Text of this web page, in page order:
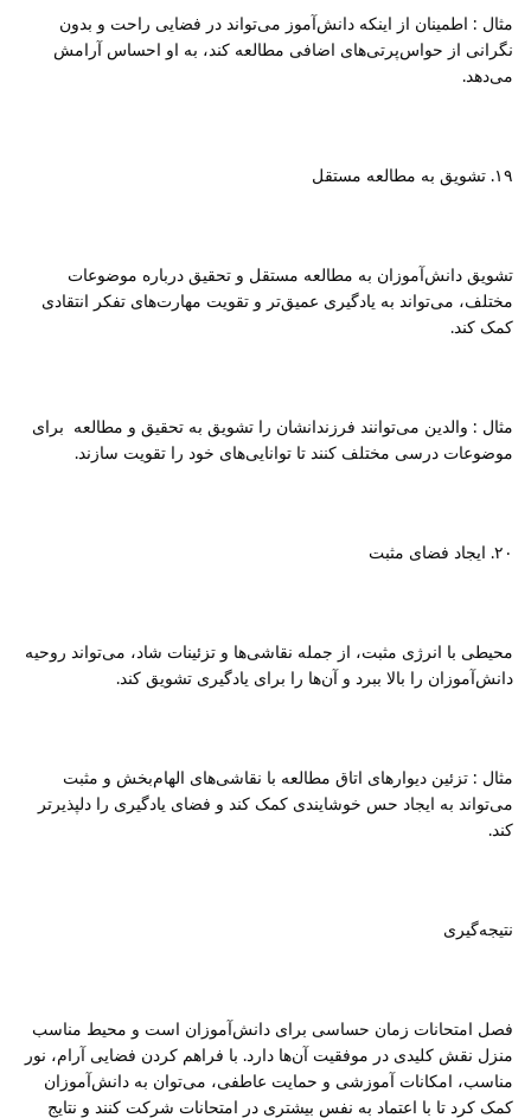
مثال : اطمینان از اینکه دانش‌آموز می‌تواند در فضایی راحت و بدون
نگرانی از حواس‌پرتی‌های اضافی مطالعه کند، به او احساس آرامش
می‌دهد.
۱۹. تشویق به مطالعه مستقل
تشویق دانش‌آموزان به مطالعه مستقل و تحقیق درباره موضوعات
مختلف، می‌تواند به یادگیری عمیق‌تر و تقویت مهارت‌های تفکر انتقادی
کمک کند.
مثال : والدین می‌توانند فرزندانشان را تشویق به تحقیق و مطالعه برای
موضوعات درسی مختلف کنند تا توانایی‌های خود را تقویت سازند.
۲۰. ایجاد فضای مثبت
محیطی با انرژی مثبت، از جمله نقاشی‌ها و تزئینات شاد، می‌تواند روحیه
دانش‌آموزان را بالا ببرد و آن‌ها را برای یادگیری تشویق کند.
مثال : تزئین دیوارهای اتاق مطالعه با نقاشی‌های الهام‌بخش و مثبت
می‌تواند به ایجاد حس خوشایندی کمک کند و فضای یادگیری را دلپذیرتر
کند.
نتیجه‌گیری
فصل امتحانات زمان حساسی برای دانش‌آموزان است و محیط مناسب
منزل نقش کلیدی در موفقیت آن‌ها دارد. با فراهم کردن فضایی آرام، نور
مناسب، امکانات آموزشی و حمایت عاطفی، می‌توان به دانش‌آموزان
کمک کرد تا با اعتماد به نفس بیشتری در امتحانات شرکت کنند و نتایج